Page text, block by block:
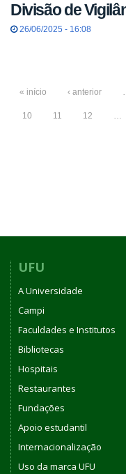
Divisão de
26/06/2025 - 16:08
« início ‹ anterior
10 11 12 …
UFU
A Universidade
Campi
Faculdades e Institutos
Bibliotecas
Hospitais
Restaurantes
Fundações
Apoio estudantil
Internacionalização
Uso da marca UFU